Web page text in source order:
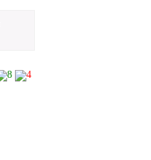
8 4